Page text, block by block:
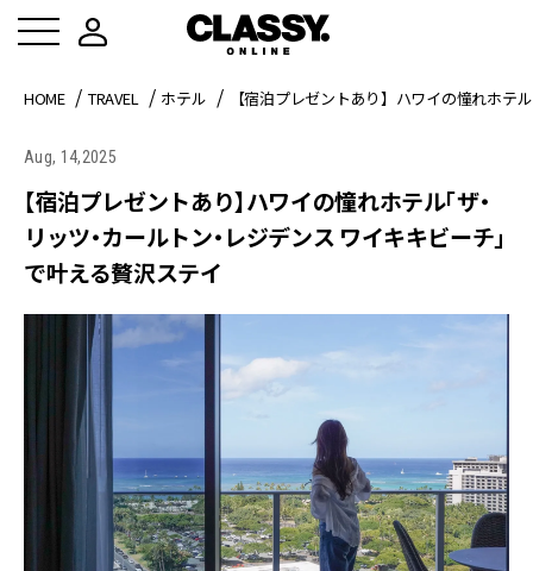
HOME TRAVEL ホテル 【宿泊プレゼントあり】ハワイの憧れホ
Aug, 14,2025
【宿泊プレゼントあり】ハワイの憧れホテル「ザ・
リッツ・カールトン・レジデンス ワイキキビーチ」
で叶える贅沢ステイ